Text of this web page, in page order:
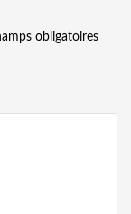
obligatoires